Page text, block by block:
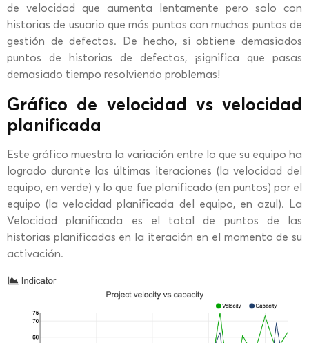
de velocidad que aumenta lentamente pero solo con
historias de usuario que más puntos con muchos puntos de
gestión de defectos. De hecho, si obtiene demasiados
puntos de historias de defectos, ¡significa que pasas
demasiado tiempo resolviendo problemas!
Gráfico de velocidad vs velocidad
planificada
Este gráfico muestra la variación entre lo que su equipo ha
logrado durante las últimas iteraciones (la velocidad del
equipo, en verde) y lo que fue planificado (en puntos) por el
equipo (la velocidad planificada del equipo, en azul). La
Velocidad planificada es el total de puntos de las
historias planificadas en la iteración en el momento de su
activación.